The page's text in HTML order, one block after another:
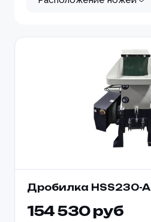
Дробилка HSS230-A
154 530 руб